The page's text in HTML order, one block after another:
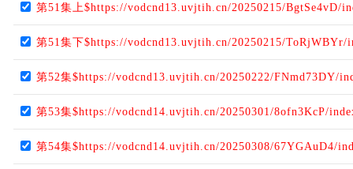
第51集上$https://vodcnd13.uvjtih.cn/20250215/BgtSe4vD/
第51集下$https://vodcnd13.uvjtih.cn/20250215/ToRjWBYr/
第52集$https://vodcnd13.uvjtih.cn/20250222/FNmd73DY/
第53集$https://vodcnd14.uvjtih.cn/20250301/8ofn3KcP/
第54集$https://vodcnd14.uvjtih.cn/20250308/67YGAuD4/